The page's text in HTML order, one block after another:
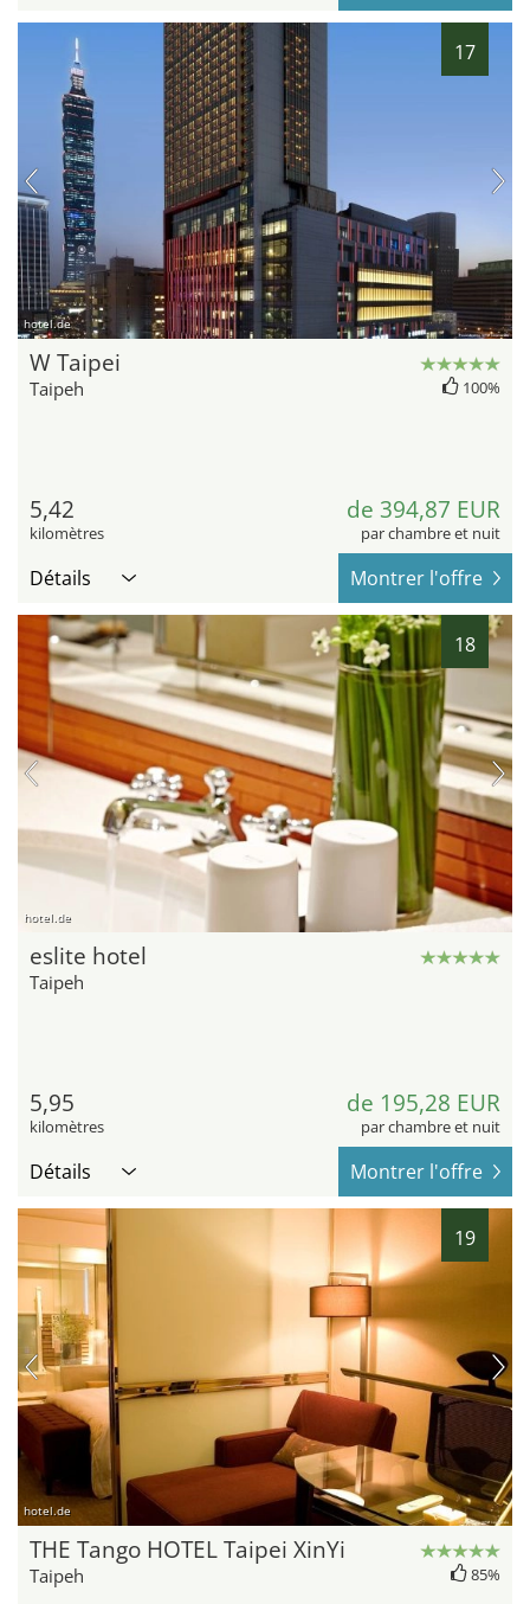
17
hotel.de
W Taipei
Taipeh 100%
5,42
kilomètres
de 394,87 EUR
par chambre et nuit
Détails Montrer l'offre
18
hotel.de
eslite hotel
Taipeh
5,95
kilomètres
de 195,28 EUR
par chambre et nuit
Détails Montrer l'offre
19
hotel.de
THE Tango HOTEL Taipei XinYi
Taipeh 85%